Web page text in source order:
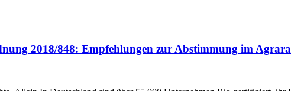
2018/848: Empfehlungen zur Abstimmung im